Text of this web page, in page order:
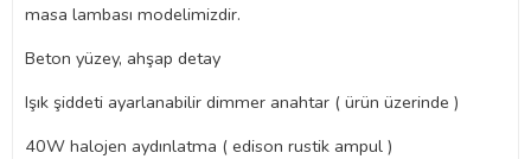
masa lambası modelimizdir.
Beton yüzey, ahşap detay
Işık şiddeti ayarlanabilir dimmer anahtar ( ürün üzerinde )
40W halojen aydınlatma ( edison rustik ampul )